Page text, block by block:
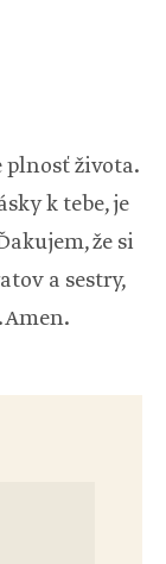
plnosť života.
k tebe, je
že si
a sestry,